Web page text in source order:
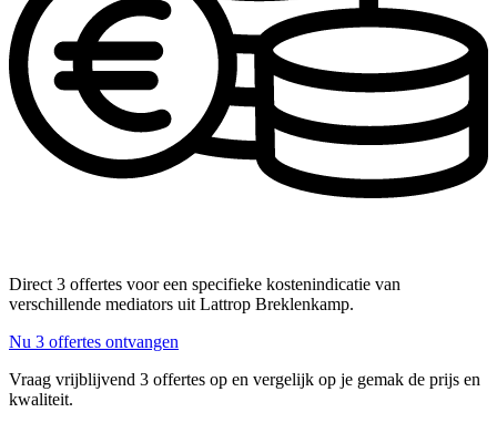
Direct 3 offertes voor een specifieke kostenindicatie van
verschillende mediators uit Lattrop Breklenkamp.
Nu 3 offertes ontvangen
Vraag vrijblijvend 3 offertes op en vergelijk op je gemak de prijs en
kwaliteit.